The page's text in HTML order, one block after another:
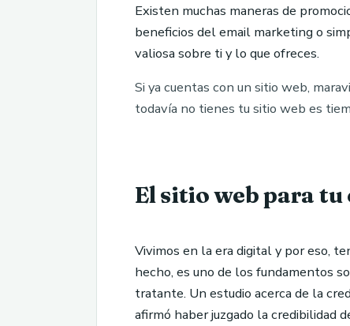
Existen muchas maneras de
beneficios del email marketing o
valiosa sobre ti y lo que ofreces.
Si ya cuentas con un sitio web,
todavía no tienes tu sitio web es
El sitio web para
Vivimos en la era digital y por eso,
hecho, es uno de los fundamentos
tratante. Un estudio acerca de la
afirmó haber juzgado la credibilidad